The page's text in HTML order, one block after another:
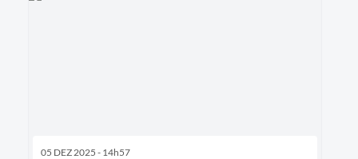
05 DEZ 2025 - 14h57